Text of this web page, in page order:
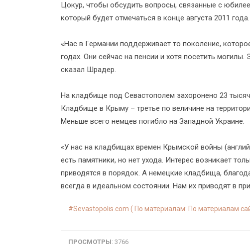
Цокур, чтобы обсудить вопросы, связанные с
который будет отмечаться в конце августа 2011 года.
«Нас в Германии поддерживает то поколение,
годах. Они сейчас на пенсии и хотя посетить
сказал Шрадер.
На кладбище под Севастополем захоронено 23
Кладбище в Крыму – третье по величине на
Меньше всего немцев погибло на Западной Украине.
«У нас на кладбищах времен Крымской войны
есть памятники, но нет ухода. Интерес возникает
приводятся в порядок. А немецкие кладбища,
всегда в идеальном состоянии. Нам их приводят в
Sevastopolis.com ( По материалам: По материалам
ПРОСМОТРЫ: 3766